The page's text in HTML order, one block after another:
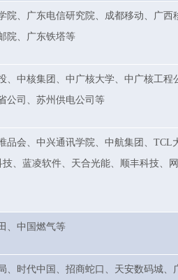
院、广东电信研究院、成都移动、广西
院、
广东铁塔等
、中核集团、中广核大学、中广核工程
公司、苏州供电公司等
品会、中兴通讯学院、中航集团、TCL
技、蓝凌软件、天合光能、顺丰科技、
、中国燃气等
、时代中国、招商蛇口、天安数码城、